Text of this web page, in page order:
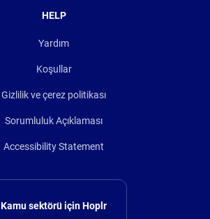
HELP
Yardım
Koşullar
Gizlilik ve çerez politikası
Sorumluluk Açıklaması
Accessibility Statement
Kamu sektörü için Hoplr